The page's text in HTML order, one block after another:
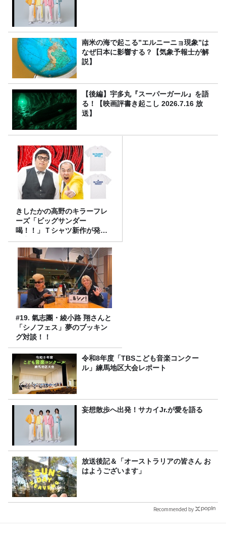
南米の海で起こる”エルニーニョ現象”は
なぜ日本に影響する？【気象予報士が解
説】
【後編】宇多丸『スーパーガール』を語
る！【映画評書き起こし 2026.7.16 放
送】
きしたかの高野のキラーフレ
ーズ「ビッグサンダー
喝！！」Ｔシャツ新作が発売
決定！
#19. 氣志團・綾小路 翔さんと
「シノフェス」夢のブッキン
グ対談！！
令和8年度「TBSこども音楽コンクー
ル」練馬地区大会レポート
妄想散歩へ出発！サカイJr.が愛を語る
放送後記＆「オーストラリアの皆さん お
はようございます」
Recommended by